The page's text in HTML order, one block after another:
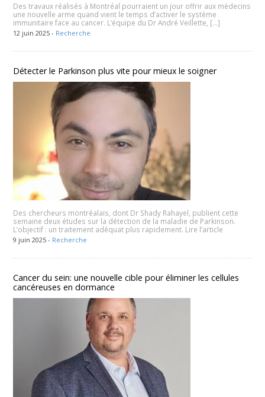
Des travaux réalisés à Montréal pourraient un jour offrir aux médecins
une nouvelle arme quand vient le temps d’activer le système
immunitaire face au cancer. L’équipe du Dr André Veillette, […]
12 juin 2025 - Recherche
Détecter le Parkinson plus vite pour mieux le soigner
Des chercheurs montréalais, dont Dr Shady Rahayel, publient cette
semaine deux études sur la détection de la maladie de Parkinson.
L’objectif : un traitement adéquat plus rapidement. Lire l’article
9 juin 2025 - Recherche
Cancer du sein: une nouvelle cible pour éliminer les cellules
cancéreuses en dormance